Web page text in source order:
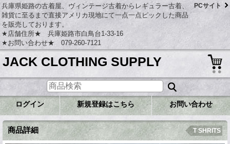
兵庫県姫路の古着屋、ヴィンテージ古着からレギュラー古着、
雑貨に至るまで直接アメリカ現地にて一点一点ピックした商品
を販売しております。
★店舗住所★ 兵庫姫路市白鳥台1-33-16
★お問い合わせ★ 079-260-7121
PCサイト
JACK CLOTHING SUPPLY
ログイン 新規登録はこちら お問い合わせ
商品詳細 T SHRITS